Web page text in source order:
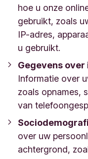
hoe u onze
gebruikt, zoals
IP-adres,
u gebruikt.
Gegevens
Informatie over
zoals opnames,
van
over uw
achtergrond,